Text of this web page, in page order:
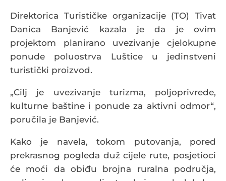
Direktorica Turističke organizacije (TO) Tivat
Danica Banjević kazala je da je ovim
projektom planirano uvezivanje cjelokupne
ponude poluostrva Luštice u jedinstveni
turistički proizvod.
„Cilj je uvezivanje turizma, poljoprivrede,
kulturne baštine i ponude za aktivni odmor“,
poručila je Banjević.
Kako je navela, tokom putovanja, pored
prekrasnog pogleda duž cijele rute, posjetioci
će moći da obiđu brojna ruralna područja,